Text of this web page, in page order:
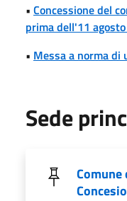
• Concessione del
prima dell'11
• Messa a norma
Sede
Comune
Concesio